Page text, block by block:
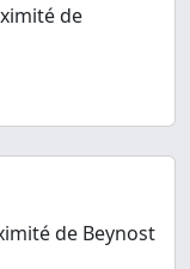
de
de Beynost